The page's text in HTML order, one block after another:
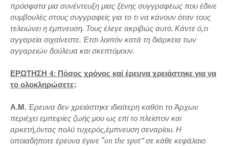
πρόσφατα μια συνέντευξη μιας ξένης συγγραφέως που έδινε
συμβουλές στους συγγραφείς για το τι να κάνουν όταν τους
τελειώνει η έμπνευση. Τους έλεγε ακριβώς αυτό. Κάντε ό,τι
αγγαρεία σιχαίνεστε. Έτσι λοιπόν κατά τη διάρκεια των
αγγαρειών δούλευα και σκεπτόμουν.
ΕΡΩΤΗΣΗ 4: Πόσος χρόνος καί έρευνα χρειάστηκε για να
το ολοκληρώσετε;
Α.Μ.Έρευνα δεν χρειάστηκε ιδιαίτερη καθότι το Άρχων
περιέχει εμπειρίες ζωής μου ως επί το πλείστον και
αρκετή,όντας πολύ τυχερός,έμπνευση σεναρίου. Η
οποιαδήποτε έρευνα έγινε “on the spot” σε κάθε κεφάλαιο